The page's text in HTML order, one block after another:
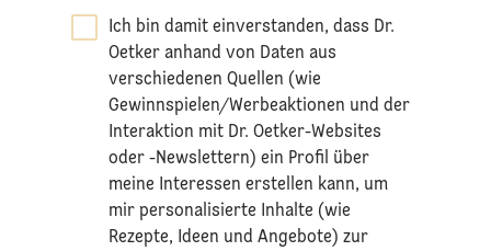
Ich bin damit einverstanden, dass Dr.
Oetker anhand von Daten aus
verschiedenen Quellen (wie
Gewinnspielen/Werbeaktionen und der
Interaktion mit Dr. Oetker-Websites
oder -Newslettern) ein Profil über
meine Interessen erstellen kann, um
mir personalisierte Inhalte (wie
Rezepte, Ideen und Angebote) zur